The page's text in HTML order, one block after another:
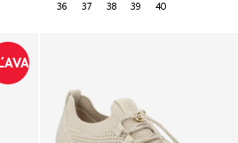
36 37 38 39 40